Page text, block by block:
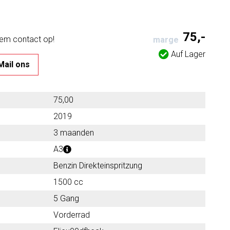
contact op!
ons
marge 75,-
Auf Lager
75,00
2019
3 maanden
A3
Benzin Direkteinspritzung
1500 cc
5 Gang
Vorderrad